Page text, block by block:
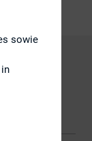
Sie
sowie